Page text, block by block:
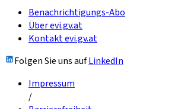
Benachrichtigungs-Abo
Über evi.gv.at
Kontakt evi.gv.at
Folgen Sie uns aufLinkedIn
Impressum
/